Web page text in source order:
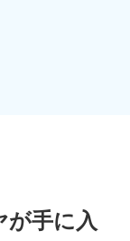
が手に入